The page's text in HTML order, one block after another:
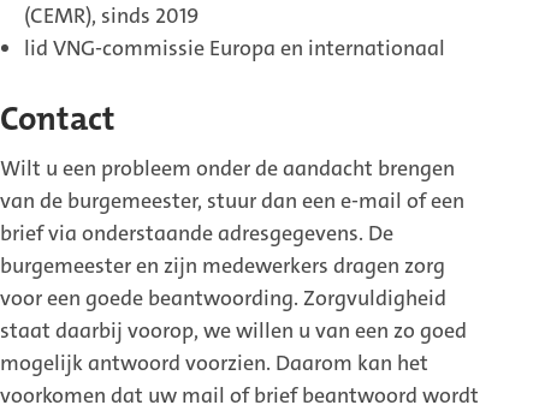
(CEMR), sinds 2019
lid VNG-commissie Europa en internationaal
Contact
Wilt u een probleem onder de aandacht brengen
van de burgemeester, stuur dan een e-mail of een
brief via onderstaande adresgegevens. De
burgemeester en zijn medewerkers dragen zorg
voor een goede beantwoording. Zorgvuldigheid
staat daarbij voorop, we willen u van een zo goed
mogelijk antwoord voorzien. Daarom kan het
voorkomen dat uw mail of brief beantwoord wordt